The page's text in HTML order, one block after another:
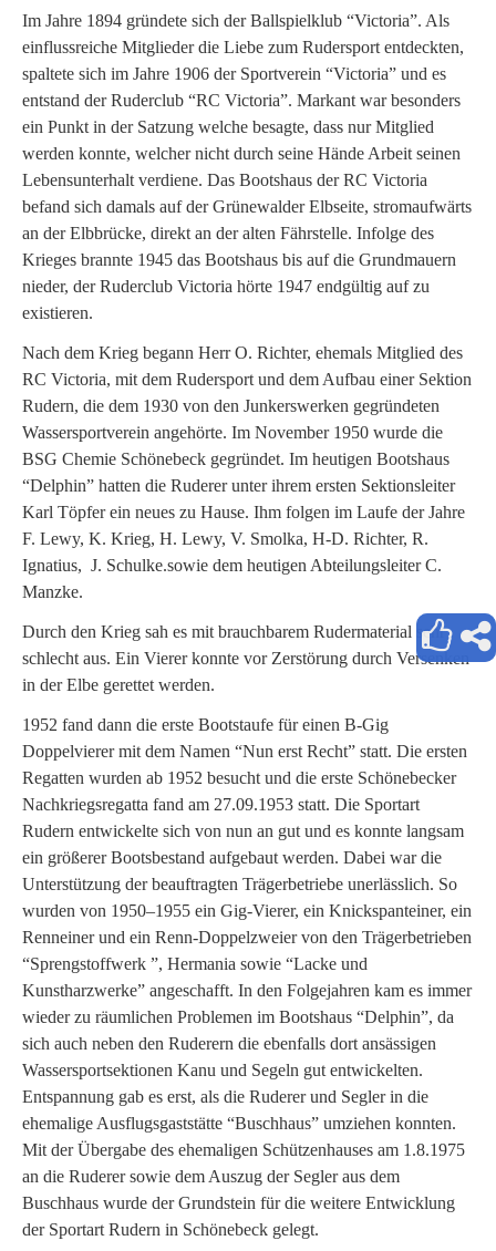
Im Jahre 1894 gründete sich der Ballspielklub “Victoria”. Als
einflussreiche Mitglieder die Liebe zum Rudersport entdeckten,
spaltete sich im Jahre 1906 der Sportverein “Victoria” und es
entstand der Ruderclub “RC Victoria”. Markant war besonders
ein Punkt in der Satzung welche besagte, dass nur Mitglied
werden konnte, welcher nicht durch seine Hände Arbeit seinen
Lebensunterhalt verdiene. Das Bootshaus der RC Victoria
befand sich damals auf der Grünewalder Elbseite, stromaufwärts
an der Elbbrücke, direkt an der alten Fährstelle. Infolge des
Krieges brannte 1945 das Bootshaus bis auf die Grundmauern
nieder, der Ruderclub Victoria hörte 1947 endgültig auf zu
existieren.
Nach dem Krieg begann Herr O. Richter, ehemals Mitglied des
RC Victoria, mit dem Rudersport und dem Aufbau einer Sektion
Rudern, die dem 1930 von den Junkerswerken gegründeten
Wassersportverein angehörte. Im November 1950 wurde die
BSG Chemie Schönebeck gegründet. Im heutigen Bootshaus
“Delphin” hatten die Ruderer unter ihrem ersten Sektionsleiter
Karl Töpfer ein neues zu Hause. Ihm folgen im Laufe der Jahre
F. Lewy, K. Krieg, H. Lewy, V. Smolka, H-D. Richter, R.
Ignatius, J. Schulke.sowie dem heutigen Abteilungsleiter C.
Manzke.
Durch den Krieg sah es mit brauchbarem Rudermaterial sehr
schlecht aus. Ein Vierer konnte vor Zerstörung durch Versenken
in der Elbe gerettet werden.
1952 fand dann die erste Bootstaufe für einen B-Gig
Doppelvierer mit dem Namen “Nun erst Recht” statt. Die ersten
Regatten wurden ab 1952 besucht und die erste Schönebecker
Nachkriegsregatta fand am 27.09.1953 statt. Die Sportart
Rudern entwickelte sich von nun an gut und es konnte langsam
ein größerer Bootsbestand aufgebaut werden. Dabei war die
Unterstützung der beauftragten Trägerbetriebe unerlässlich. So
wurden von 1950–1955 ein Gig-Vierer, ein Knickspanteiner, ein
Renneiner und ein Renn-Doppelzweier von den Trägerbetrieben
“Sprengstoffwerk ”, Hermania sowie “Lacke und
Kunstharzwerke” angeschafft. In den Folgejahren kam es immer
wieder zu räumlichen Problemen im Bootshaus “Delphin”, da
sich auch neben den Ruderern die ebenfalls dort ansässigen
Wassersportsektionen Kanu und Segeln gut entwickelten.
Entspannung gab es erst, als die Ruderer und Segler in die
ehemalige Ausflugsgaststätte “Buschhaus” umziehen konnten.
Mit der Übergabe des ehemaligen Schützenhauses am 1.8.1975
an die Ruderer sowie dem Auszug der Segler aus dem
Buschhaus wurde der Grundstein für die weitere Entwicklung
der Sportart Rudern in Schönebeck gelegt.